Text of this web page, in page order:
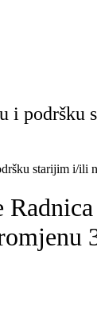
i
starijim i/ili